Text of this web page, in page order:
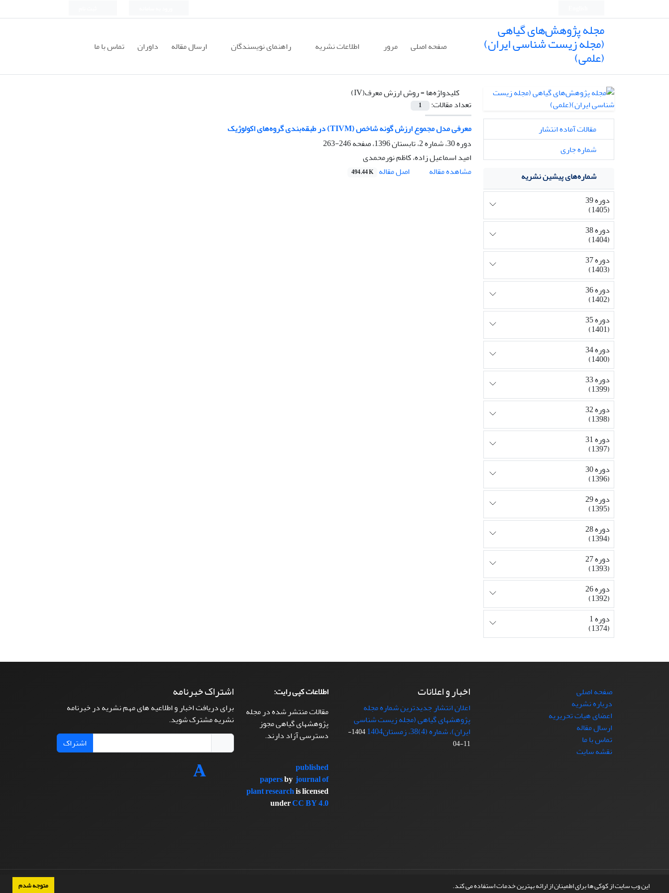
این وب سایت از کوکی ها برای اطمینان از ارائه بهترین خدمات استفاده می کند. متوجه شدم
مجله پژوهش‌های گیاهی
(مجله زیست شناسی ایران)
(علمی) صفحه اصلی مرور اطلاعات نشریه راهنمای نویسندگان ارسال مقاله داوران تماس با ما
کلیدواژه‌ها =روش ارزش معرف(IV)
تعداد مقالات:
1
معرفی مدل مجموع ارزش گونه شاخص (TIVM) در طبقه‌‌بندی گروه‌های اکولوژیک
دوره 30، شماره 2، تابستان 1396، صفحه
246-263
امید اسماعیل زاده، کاظم نورمحمدی
مشاهده مقاله
اصل مقاله 494.44 K
مقالات آماده انتشار
شماره جاری
شماره‌های پیشین نشریه
دوره 39
(1405)
دوره 38
(1404)
دوره 37
(1403)
دوره 36
(1402)
دوره 35
(1401)
دوره 34
(1400)
دوره 33
(1399)
دوره 32
(1398)
دوره 31
(1397)
دوره 30
(1396)
دوره 29
(1395)
دوره 28
(1394)
دوره 27
(1393)
دوره 26
(1392)
دوره 1
(1374)
صفحه اصلی
درباره نشریه
اعضای هیات تحریریه
ارسال مقاله
تماس با ما
نقشه سایت
اخبار و اعلانات
اعلان انتشار جدیدترین شماره مجله
پژوهشهای گیاهی (مجله زیست شناسی
ایران)، شماره (4)38، زمستان1404
1404-
11-04
اطلاعات کپی رایت:
مقالات منتشر شده در مجله
پژوهشهای گیاهی مجوز
دسترسی آزاد دارند.
published
papersbyjournal of
plant researchis licensed
underCC BY 4.0
اشتراک خبرنامه
برای دریافت اخبار و اطلاعیه های مهم نشریه در خبرنامه
نشریه مشترک شوید.
اشتراک
© سامانه مدیریت نشریات علمی.طراحی و پیاده سازی از